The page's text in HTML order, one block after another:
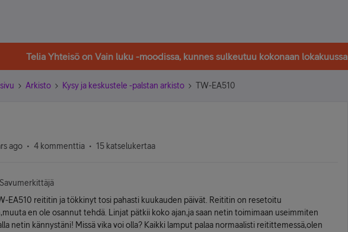
Telia Yhteisö on Vain luku -moodissa, kunnes sulkeutuu kokonaan lokakuussa
Arkisto Kysy ja keskustele -palstan arkisto TW-EA510
ago 4 kommenttia 15 katselukertaa
Savumerkittäjä
EA510 reititin ja tökkinyt tosi pahasti kuukauden päivät. Reititin on resetoitu
en ole osannut tehdä. Linjat pätkii koko ajan,ja saan netin toimimaan useimmiten
netin kännystäni! Missä vika voi olla? Kaikki lamput palaa normaalisti reitittemessä,olen